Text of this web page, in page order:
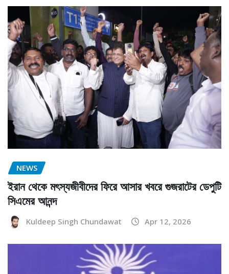
NEWS
ইরান থেকে মৎস্যজীবীদের ফিরে আসার খবরে গুজরাটের ডেপুটি
সিএমের আনন্দ
Kuldeep Singh Chundawat Apr 12, 2026